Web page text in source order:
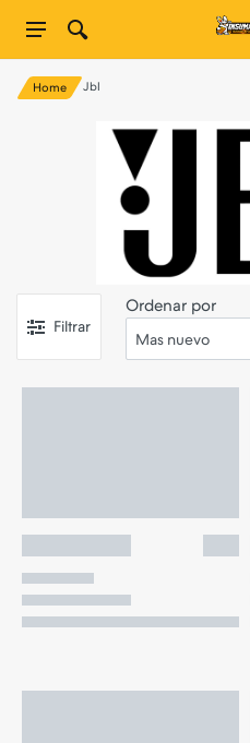
Home Jbl
Filtrar
Ordenar por